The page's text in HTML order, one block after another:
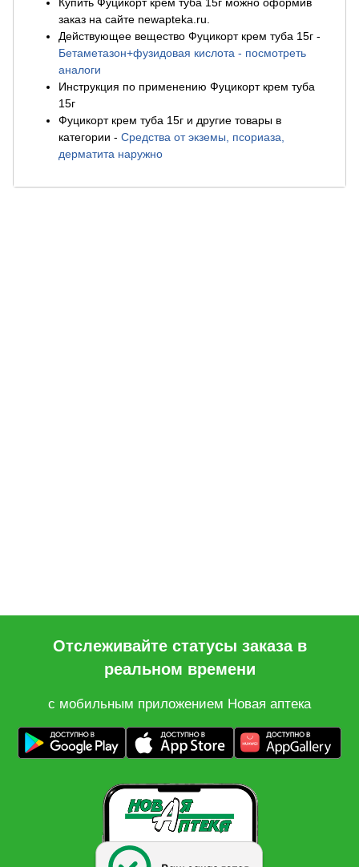
заказ на сайте newapteka.ru.
Действующее вещество Фуцикорт крем туба 15г -
Бетаметазон+фузидовая кислота - посмотреть
аналоги
Инструкция по применению Фуцикорт крем туба
15г
Фуцикорт крем туба 15г и другие товары в
категории - Средства от экземы, псориаза,
дерматита наружно
Отслеживайте статусы заказа в
реальном времени
с мобильным приложением Новая аптека